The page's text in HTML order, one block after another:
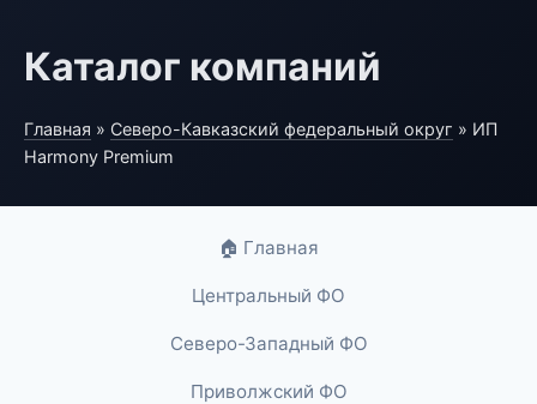
Каталог компаний
Главная » Северо-Кавказский федеральный округ » ИП
Harmony Premium
🏠 Главная
Центральный ФО
Северо-Западный ФО
Приволжский ФО